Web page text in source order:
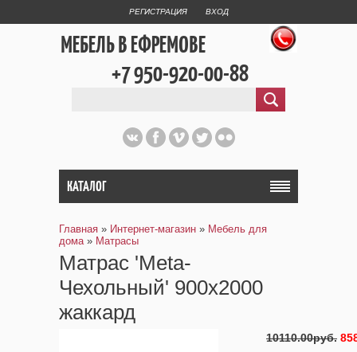
РЕГИСТРАЦИЯ ВХОД
МЕБЕЛЬ В ЕФРЕМОВЕ
+7 950-920-00-88
КАТАЛОГ
Главная » Интернет-магазин » Мебель для
дома » Матрасы
Матрас 'Meta-
Чехольный' 900х2000
жаккард
10110.00руб.